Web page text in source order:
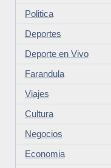
Politica
Deportes
Deporte en Vivo
Farandula
Viajes
Cultura
Negocios
Economia